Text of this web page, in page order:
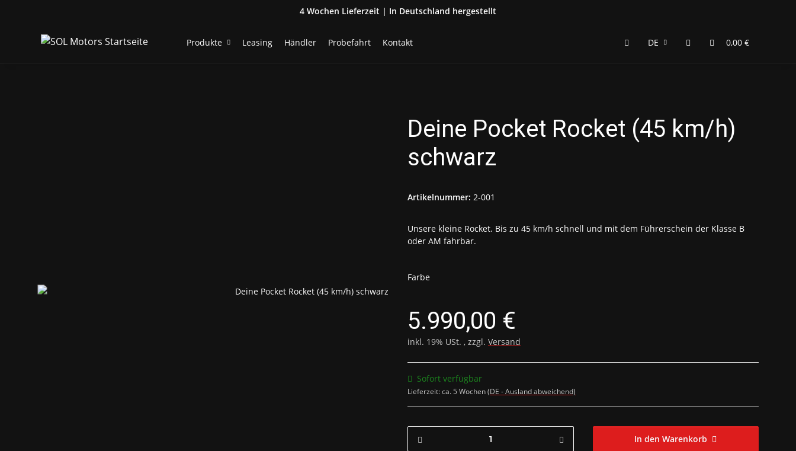
4 Wochen Lieferzeit | In Deutschland hergestellt
DE 0,00 €
Produkte Leasing Händler Probefahrt Kontakt
Deine Pocket Rocket (45 km/h)
schwarz
Artikelnummer: 2-001
Unsere kleine Rocket. Bis zu 45 km/h schnell und mit dem Führerschein der Klasse B
oder AM fahrbar.
Farbe
5.990,00 €
inkl. 19% USt. , zzgl. Versand
Sofort verfügbar
Lieferzeit:ca. 5 Wochen(DE - Ausland abweichend)
In den Warenkorb